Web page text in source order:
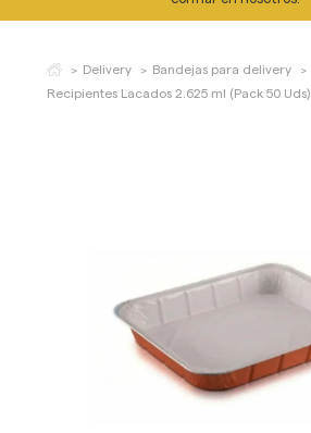
Delivery
Bandejas para delivery
Recipientes Lacados 2.625 ml (Pack 50 Uds)